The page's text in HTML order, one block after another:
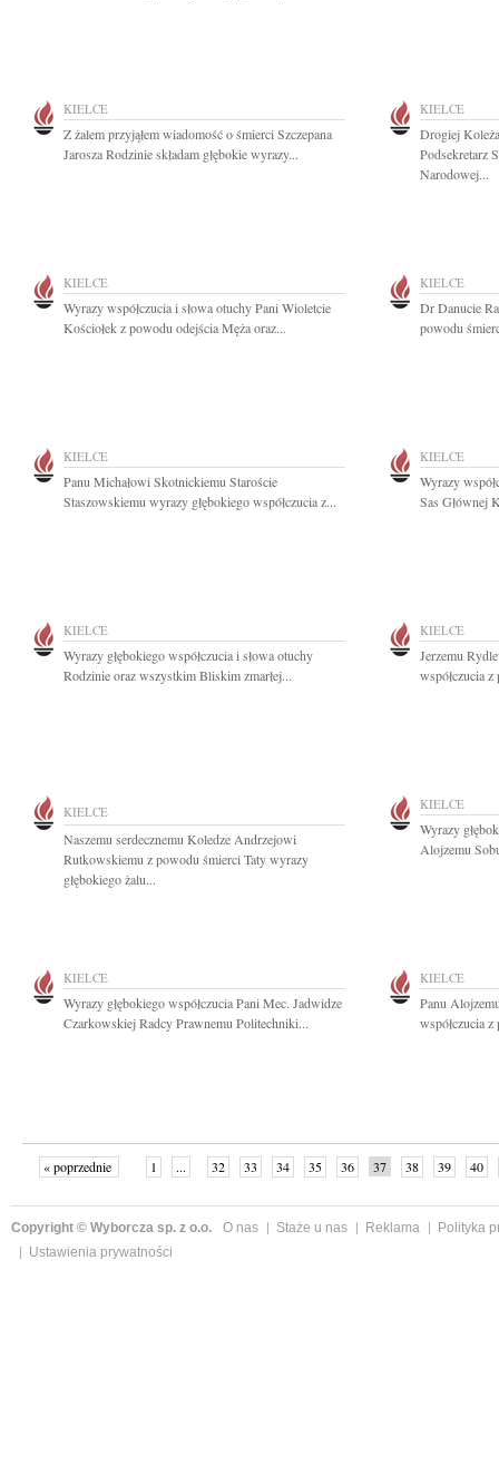
KIELCE
Z żalem przyjąłem wiadomość o śmierci Szczepana
Jarosza Rodzinie składam głębokie wyrazy...
KIELCE
Drogiej
Podsekretarz
Narodowej...
KIELCE
Wyrazy współczucia i słowa otuchy Pani Wioletcie
Kościołek z powodu odejścia Męża oraz...
KIELCE
Dr Danucie
powodu
KIELCE
Panu Michałowi Skotnickiemu Staroście
Staszowskiemu wyrazy głębokiego współczucia z...
KIELCE
Wyrazy
Sas Głównej
KIELCE
Wyrazy głębokiego współczucia i słowa otuchy
Rodzinie oraz wszystkim Bliskim zmarłej...
KIELCE
Jerzemu
współczucia
KIELCE
Naszemu serdecznemu Koledze Andrzejowi
Rutkowskiemu z powodu śmierci Taty wyrazy
głębokiego żalu...
KIELCE
Wyrazy
Alojzemu
KIELCE
Wyrazy głębokiego współczucia Pani Mec. Jadwidze
Czarkowskiej Radcy Prawnemu Politechniki...
KIELCE
Panu
współczucia
« poprzednie 1 ... 32 33 34 35 36 37 38 39
40
Copyright © Wyborcza sp. z o.o. O nas Staże u nas Reklama
Polityka
Ustawienia prywatności